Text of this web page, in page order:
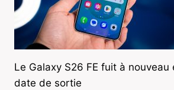
Le Galaxy S26 FE fuit à nouveau
date de sortie